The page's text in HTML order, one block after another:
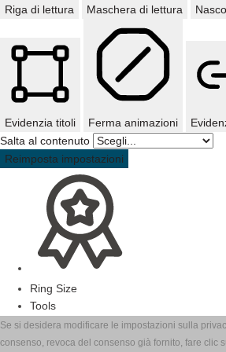
Riga di lettura Maschera di lettura
Evidenzia titoli Ferma animazioni
Salta al contenuto
Reimposta impostazioni
Ring Size
Tools
Se si desidera modificare le impostazioni sulla
consenso, revoca del consenso già fornito, fare clic